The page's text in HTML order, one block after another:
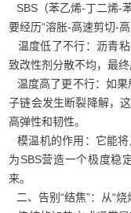
SBS（苯乙烯-丁二烯-
要经历“溶胀-高速剪切-
温度低了不行：沥青
致改性剂分散不均，最
温度高了更不行：如
子链会发生断裂降解，
高弹性和韧性。
模温机的作用：它能
为SBS营造一个极度稳
来。
二、告别“结焦”：从“烧